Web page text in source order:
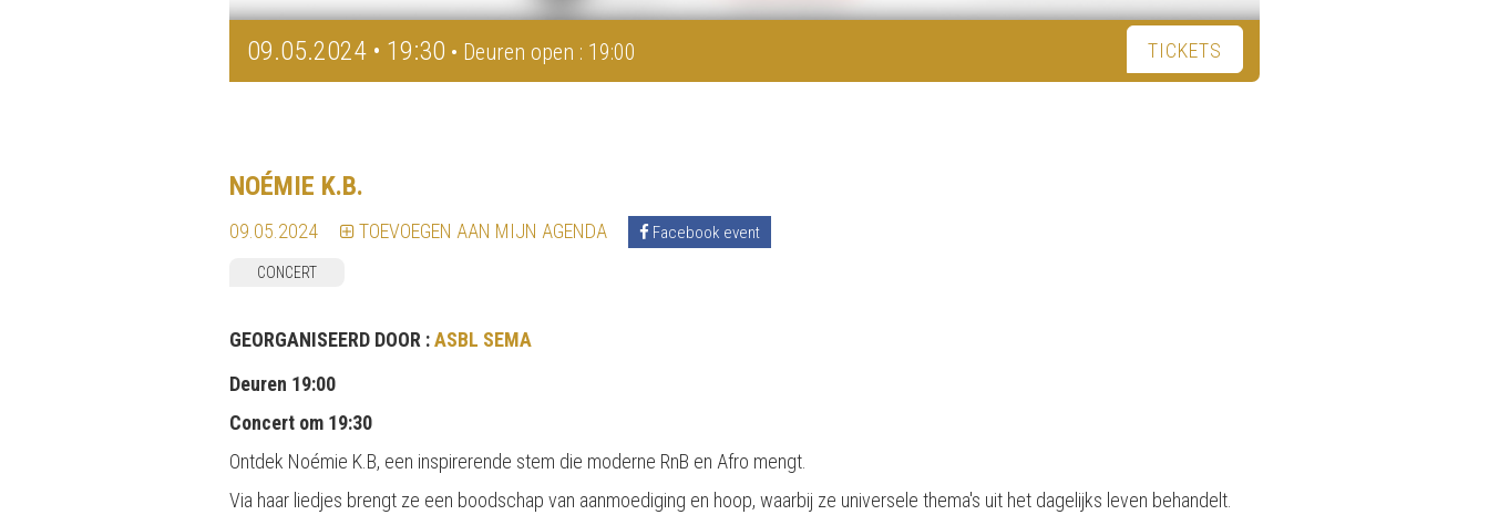
09.05.2024 • 19:30 • Deuren open : 19:00 TICKETS
NOÉMIE K.B.
09.05.2024 TOEVOEGEN AAN MIJN AGENDA Facebook event
CONCERT
GEORGANISEERD DOOR :ASBL SEMA
Deuren 19:00
Concert om 19:30
Ontdek Noémie K.B, een inspirerende stem die moderne RnB en Afro mengt.
Via haar liedjes brengt ze een boodschap van aanmoediging en hoop, waarbij ze universele thema's uit het dagelijks leven behandelt.